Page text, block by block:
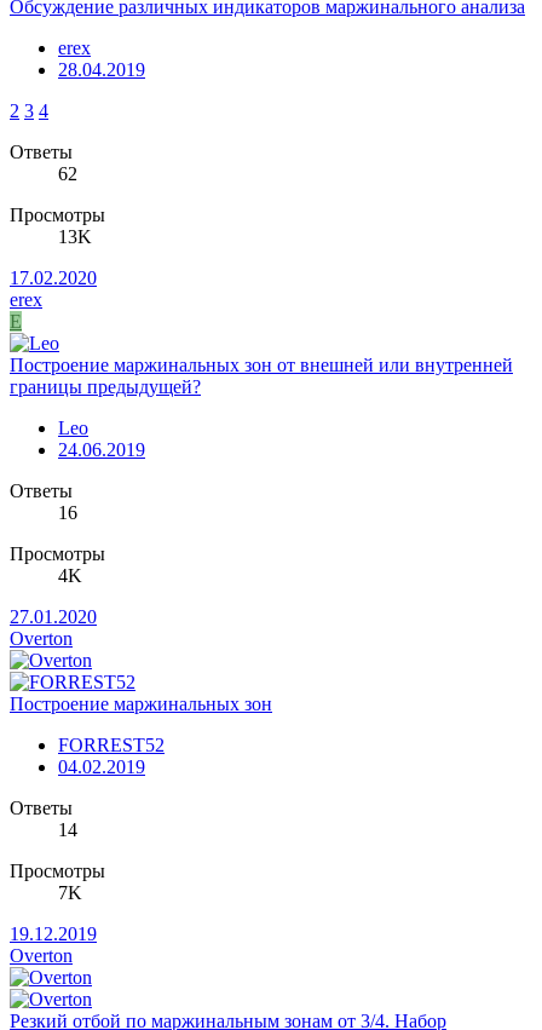
Обсуждение различных индикаторов маржинального анализа
erex
28.04.2019
2 3 4
Ответы
62
Просмотры
13K
17.02.2020
erex
E
Построение маржинальных зон от внешней или внутренней
границы предыдущей?
Leo
24.06.2019
Ответы
16
Просмотры
4K
27.01.2020
Overton
Построение маржинальных зон
FORREST52
04.02.2019
Ответы
14
Просмотры
7K
19.12.2019
Overton
Резкий отбой по маржинальным зонам от 3/4. Набор